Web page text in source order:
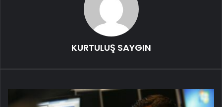
KURTULUŞ SAYGIN